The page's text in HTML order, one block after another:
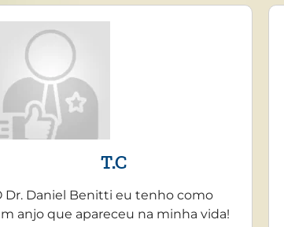
T.C
Dr. Daniel Benitti eu tenho como
anjo que apareceu na minha vida!